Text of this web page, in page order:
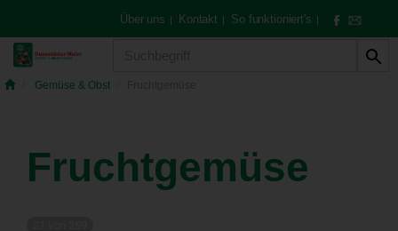
Über uns | Kontakt | So funktioniert's |
Gemüse & Obst
Fruchtgemüse